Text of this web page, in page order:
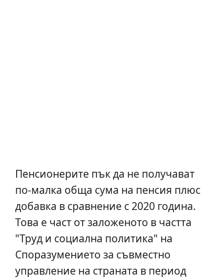
Пенсионерите пък да не получават
по-малка обща сума на пенсия плюс
добавка в сравнение с 2020 година.
Това е част от заложеното в частта
"Труд и социална политика" на
Споразумението за съвместно
управление на страната в период